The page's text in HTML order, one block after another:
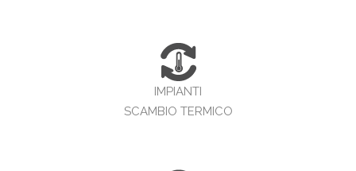
IMPIANTI
SCAMBIO TERMICO